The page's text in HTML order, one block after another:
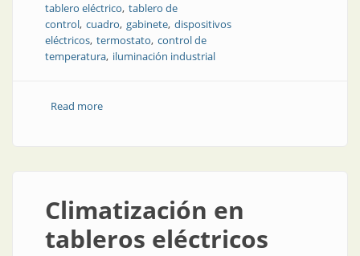
tablero eléctrico tablero de
control cuadro gabinete dispositivos
eléctricos termostato control de
temperatura iluminación industrial
Read moreabout El clima perfecto en el tablero eléctrico
Climatización en
tableros eléctricos